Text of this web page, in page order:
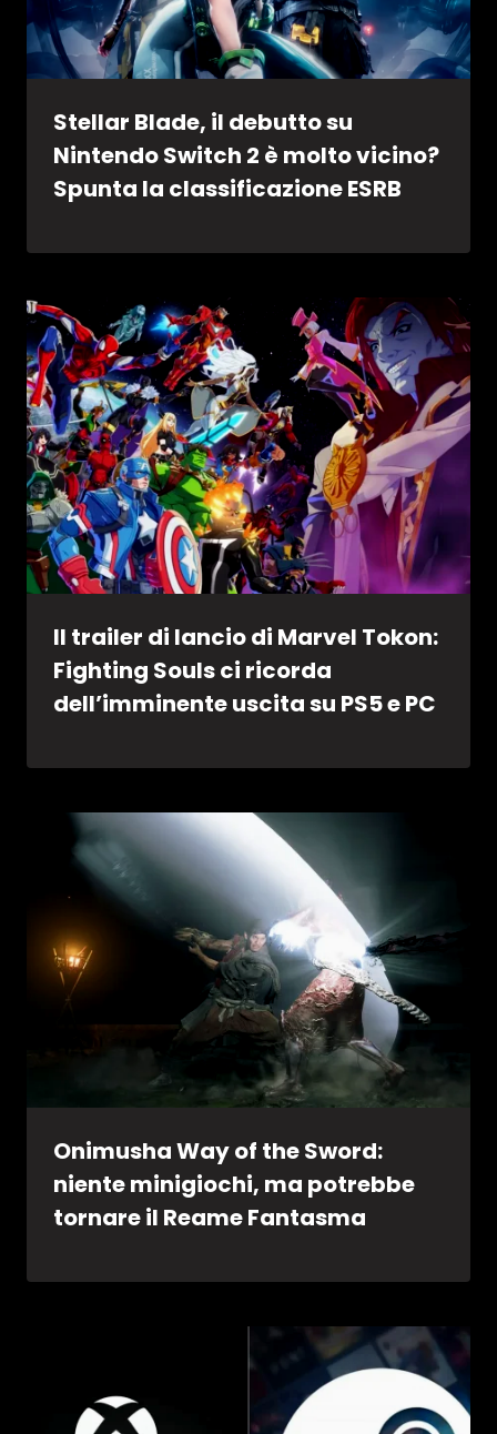
Stellar Blade, il debutto su
Nintendo Switch 2 è molto vicino?
Spunta la classificazione ESRB
Il trailer di lancio di Marvel Tokon:
Fighting Souls ci ricorda
dell’imminente uscita su PS5 e PC
Onimusha Way of the Sword:
niente minigiochi, ma potrebbe
tornare il Reame Fantasma